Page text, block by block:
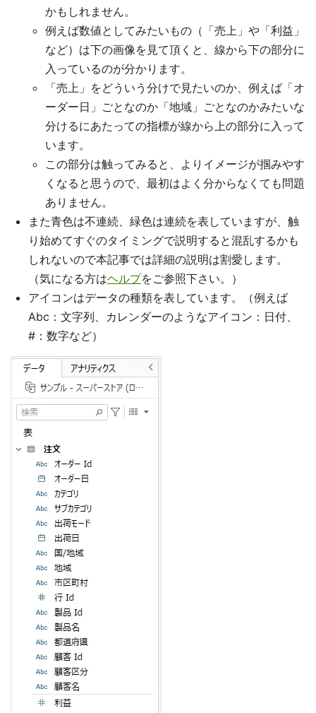
かもしれません。
例えば数値としてみたいもの（「売上」や「利益」
など）は下の画像を見て頂くと、線から下の部分に
入っているのが分かります。
「売上」をどういう分けで見たいのか、例えば「オ
ーダー日」ごとなのか「地域」ごとなのかみたいな
分けるにあたっての指標が線から上の部分に入って
います。
この部分は触ってみると、よりイメージが掴みやす
くなると思うので、最初はよく分からなくても問題
ありません。
また青色は不連続、緑色は連続を表していますが、触
り始めてすぐのタイミングで説明すると混乱するかも
しれないので本記事では詳細の説明は割愛します。
（気になる方はヘルプをご参照下さい。）
アイコンはデータの種類を表しています。（例えば
Abc：文字列、カレンダーのようなアイコン：日付、
#：数字など）